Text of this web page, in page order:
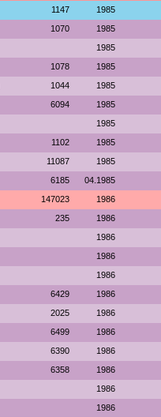
1147 1985
1070 1985
1985
1078 1985
1044 1985
6094 1985
1985
1102 1985
11087 1985
6185 04.1985
147023 1986
235 1986
1986
1986
1986
6429 1986
2025 1986
6499 1986
6390 1986
6358 1986
1986
1986